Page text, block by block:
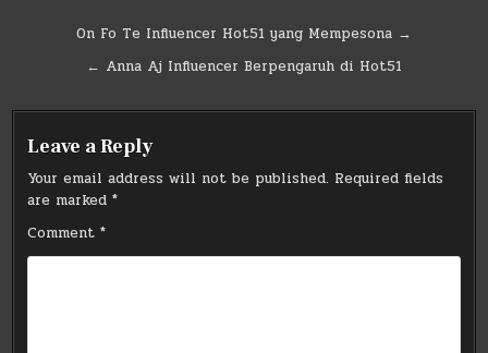
navigation
On Fo Te Influencer Hot51 yang Mempesona →
← Anna Aj Influencer Berpengaruh di Hot51
Leave a Reply
Your email address will not be published. Required fields
are marked*
Comment*